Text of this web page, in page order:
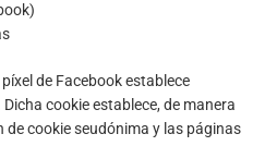
píxel de Facebook establece
cookie establece, de manera
cookie seudónima y las páginas